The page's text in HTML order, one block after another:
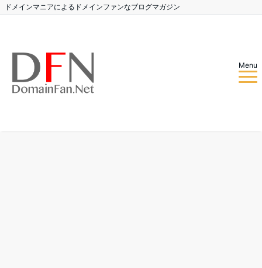
ドメインマニアによるドメインファンなブログマガジン
Menu